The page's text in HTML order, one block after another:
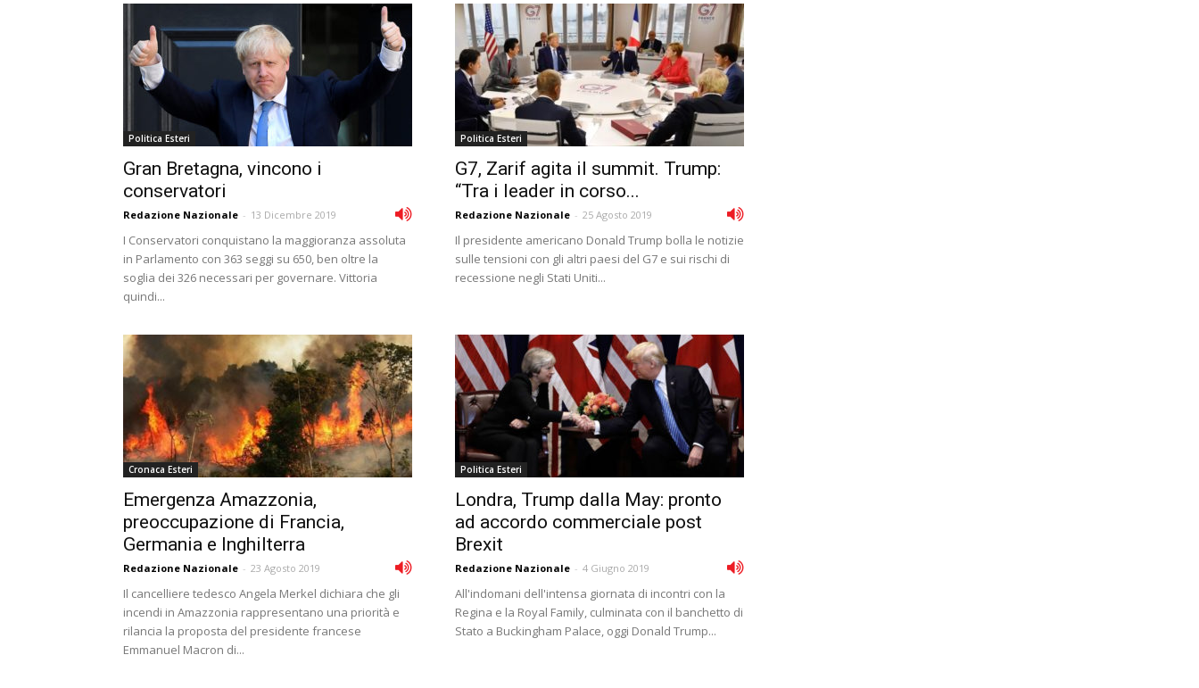
Politica Esteri
Gran Bretagna, vincono i
conservatori
Redazione Nazionale - 13 Dicembre 2019
I Conservatori conquistano la maggioranza assoluta
in Parlamento con 363 seggi su 650, ben oltre la
soglia dei 326 necessari per governare. Vittoria
quindi...
Politica Esteri
G7, Zarif agita il summit. Trump:
“Tra i leader in corso...
Redazione Nazionale - 25 Agosto 2019
Il presidente americano Donald Trump bolla le notizie
sulle tensioni con gli altri paesi del G7 e sui rischi di
recessione negli Stati Uniti...
Cronaca Esteri
Emergenza Amazzonia,
preoccupazione di Francia,
Germania e Inghilterra
Redazione Nazionale - 23 Agosto 2019
Il cancelliere tedesco Angela Merkel dichiara che gli
incendi in Amazzonia rappresentano una priorità e
rilancia la proposta del presidente francese
Emmanuel Macron di...
Politica Esteri
Londra, Trump dalla May: pronto
ad accordo commerciale post
Brexit
Redazione Nazionale - 4 Giugno 2019
All'indomani dell'intensa giornata di incontri con la
Regina e la Royal Family, culminata con il banchetto di
Stato a Buckingham Palace, oggi Donald Trump...